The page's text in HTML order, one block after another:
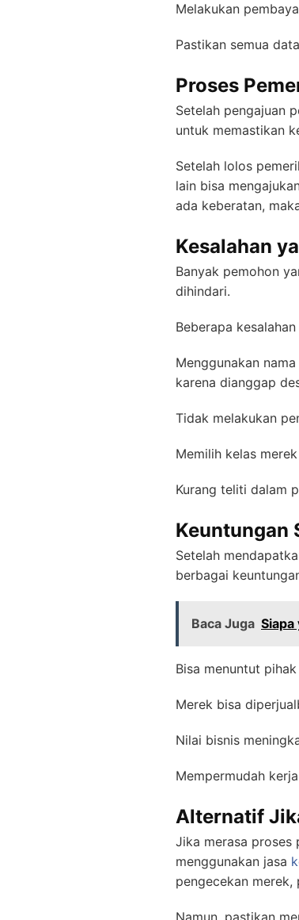
Melakukan
Pastikan semua
Proses
Setelah pengajuan
untuk memastikan
Setelah lolos
lain bisa
ada keberatan,
Kesalahan
Banyak pemohon
dihindari.
Beberapa
Menggunakan
karena dianggap
Tidak melakukan
Memilih kelas
Kurang teliti dalam
Keuntungan
Setelah
berbagai
Baca Juga Siapa
Bisa menuntut
Merek bisa
Nilai bisnis
Mempermudah
Alternatif
Jika merasa proses
menggunakan jasa
pengecekan merek,